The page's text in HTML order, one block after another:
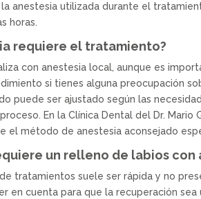
anestesia utilizada durante el
horas.
requiere el tratamiento?
con anestesia local, aunque es
si tienes alguna preocupación
puede ser ajustado según las
En la Clínica Dental del Dr.
el método de anestesia aconsejado
un relleno de labios con
tratamientos suele ser rápida y no
en cuenta para que la recuperación sea